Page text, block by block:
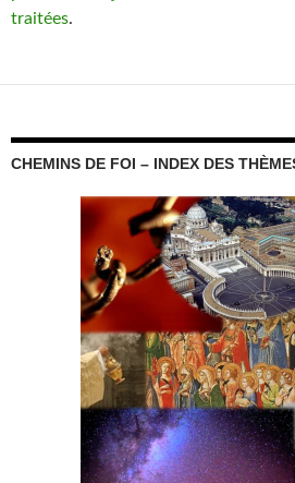
traitées.
CHEMINS DE FOI – INDEX DES